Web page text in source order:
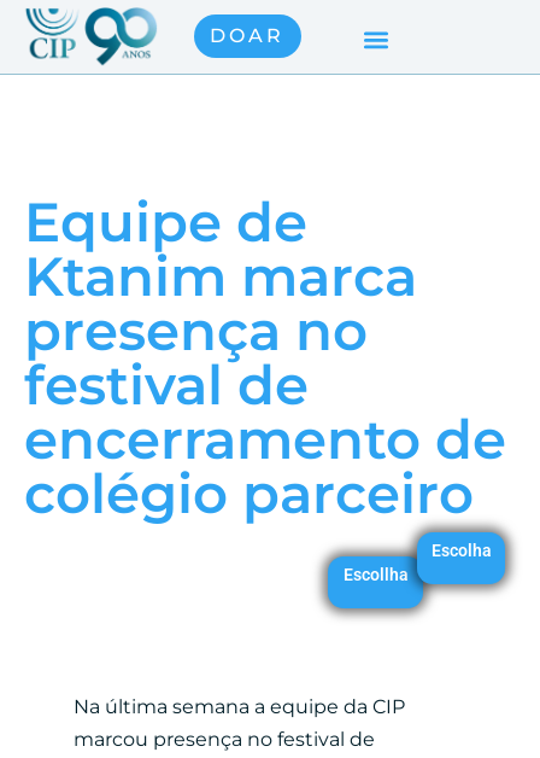
DOAR
Equipe de
Ktanim marca
presença no
festival de
encerramento de
colégio parceiro
Escollha
Escolha
Na última semana a equipe da CIP
marcou presença no festival de